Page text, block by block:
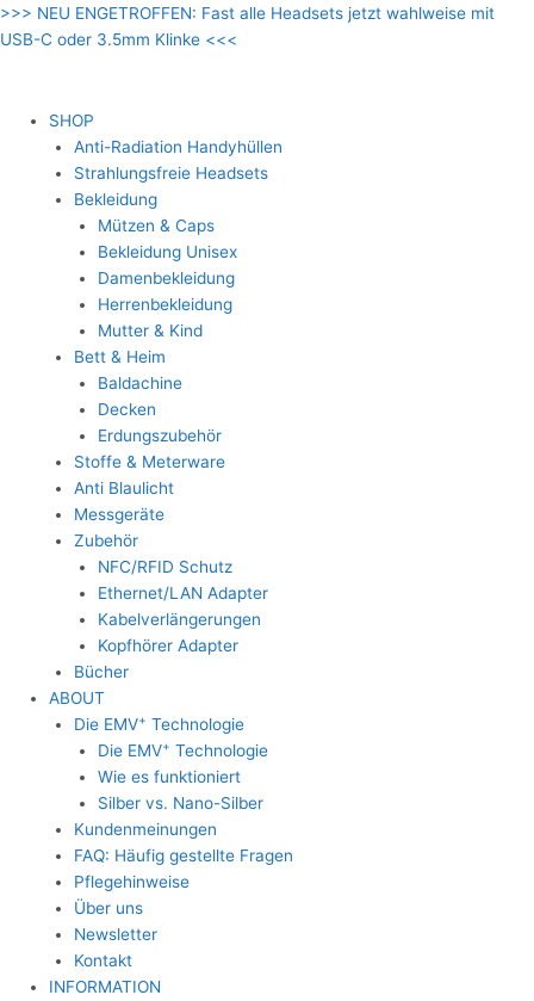
Zum
Inhalt
>>> NEU ENGETROFFEN: Fast alle Headsets jetzt wahlweise mit
USB-C oder 3.5mm Klinke <<<
SHOP
Anti-Radiation Handyhüllen
Strahlungsfreie Headsets
Bekleidung
Mützen & Caps
Bekleidung Unisex
Damenbekleidung
Herrenbekleidung
Mutter & Kind
Bett & Heim
Baldachine
Decken
Erdungszubehör
Stoffe & Meterware
Anti Blaulicht
Messgeräte
Zubehör
NFC/RFID Schutz
Ethernet/LAN Adapter
Kabelverlängerungen
Kopfhörer Adapter
Bücher
ABOUT
Die EMV+ Technologie
Die EMV+ Technologie
Wie es funktioniert
Silber vs. Nano-Silber
Kundenmeinungen
FAQ: Häufig gestellte Fragen
Pflegehinweise
Über uns
Newsletter
Kontakt
INFORMATION